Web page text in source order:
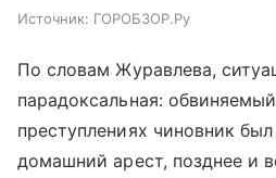
Источник: ГОРОБЗОР.Ру
По словам Журавлева,
парадоксальная:
преступлениях чиновник
домашний арест, позднее и